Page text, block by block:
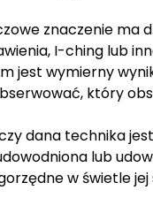
znaczenie ma
I-ching lub
jest wymierny
który
dana technika
lub
w świetle jej